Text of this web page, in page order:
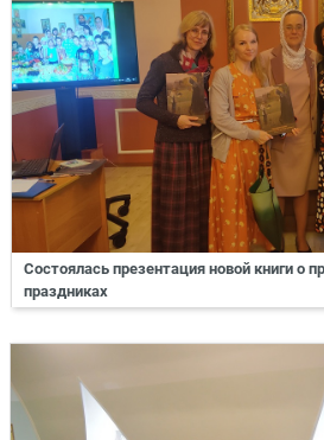
Состоялась презентация новой книги о
праздниках